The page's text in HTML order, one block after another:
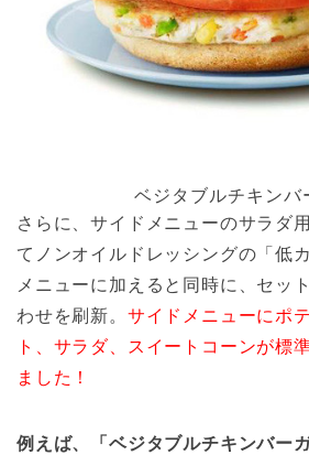
ベジタブルチキンバ
さらに、サイドメニューのサラダ
てノンオイルドレッシングの「低
メニューに加えると同時に、セッ
わせを刷新。 サイドメニューにポ
ト、サラダ、スイートコーンが標
ました！
例えば、「ベジタブルチキンバー